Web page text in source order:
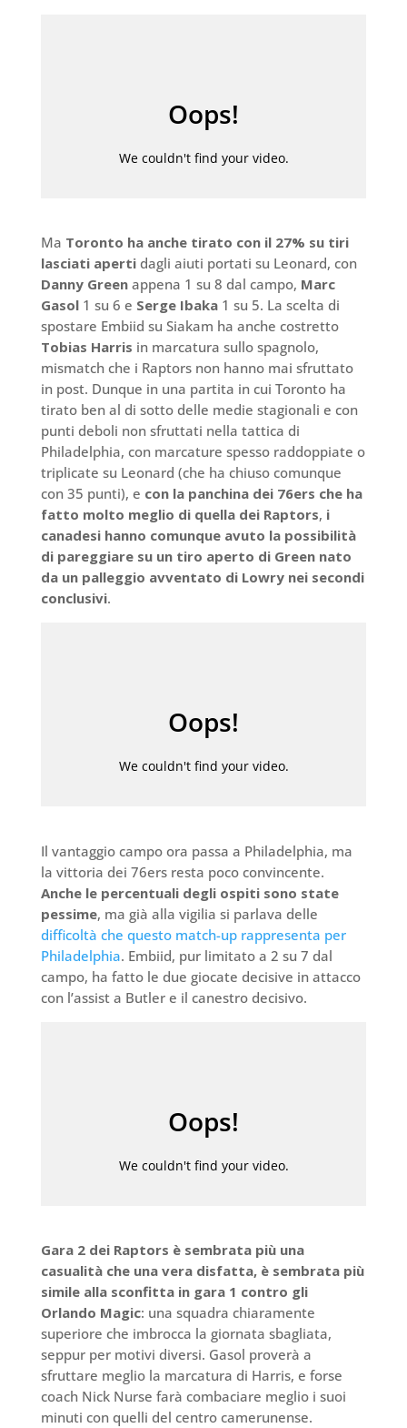
Ma Toronto ha anche tirato con il 27% su tiri
lasciati apertidagli aiuti portati su Leonard, con
Danny Greenappena 1 su 8 dal campo, Marc
Gasol1 su 6 e Serge Ibaka1 su 5. La scelta di
spostare Embiid su Siakam ha anche costretto
Tobias Harris in marcatura sullo spagnolo,
mismatch che i Raptors non hanno mai sfruttato
in post. Dunque in una partita in cui Toronto ha
tirato ben al di sotto delle medie stagionali e con
punti deboli non sfruttati nella tattica di
Philadelphia, con marcature spesso raddoppiate o
triplicate su Leonard (che ha chiuso comunque
con 35 punti), e con la panchina dei 76ers che ha
fatto molto meglio di quella dei Raptors, i
canadesi hanno comunque avuto la possibilità
di pareggiare su un tiro aperto di Green nato
da un palleggio avventato di Lowry nei secondi
conclusivi.
Il vantaggio campo ora passa a Philadelphia, ma
la vittoria dei 76ers resta poco convincente.
Anche le percentuali degli ospiti sono state
pessime, ma già alla vigilia si parlava delle
difficoltà che questo match-up rappresenta per
Philadelphia. Embiid, pur limitato a 2 su 7 dal
campo, ha fatto le due giocate decisive in attacco
con l’assist a Butler e il canestro decisivo.
Gara 2 dei Raptors è sembrata più una
casualità che una vera disfatta, è sembrata più
simile alla sconfitta in gara 1 contro gli
Orlando Magic: una squadra chiaramente
superiore che imbrocca la giornata sbagliata,
seppur per motivi diversi. Gasol proverà a
sfruttare meglio la marcatura di Harris, e forse
coach Nick Nurse farà combaciare meglio i suoi
minuti con quelli del centro camerunense.